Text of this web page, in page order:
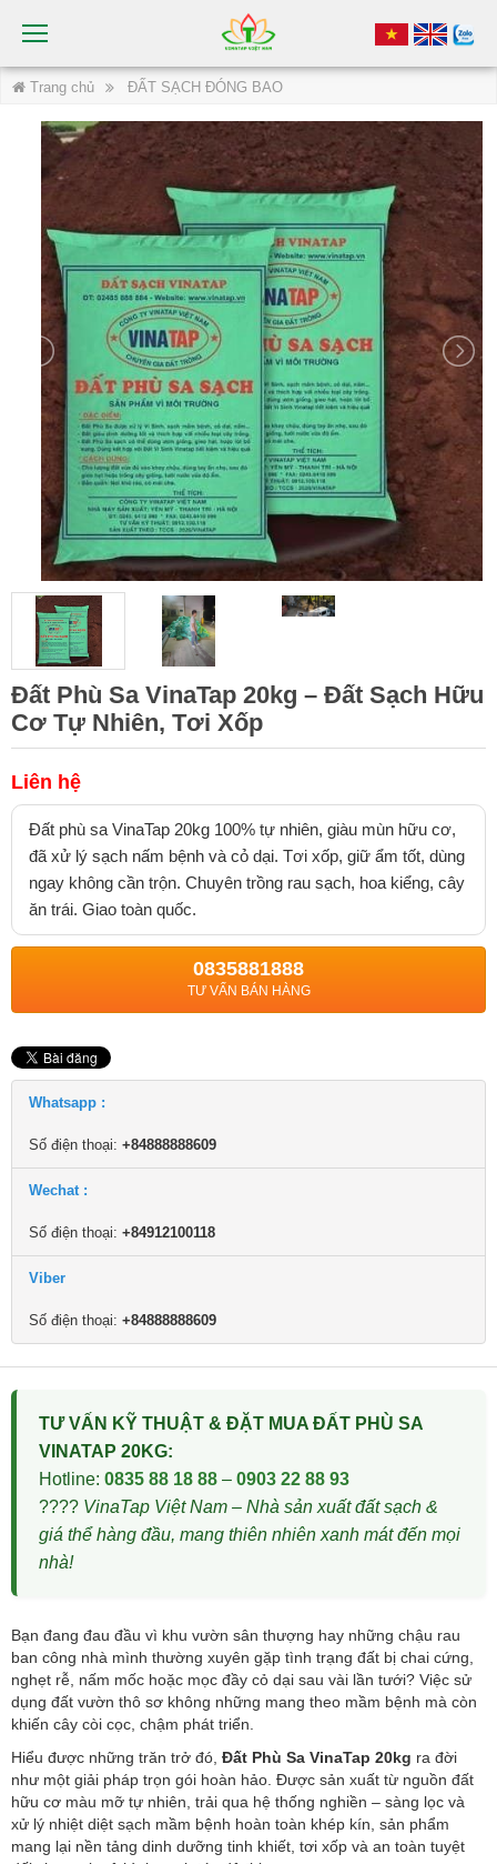
Trang chủ ĐẤT SẠCH ĐÓNG BAO
Đất Phù Sa VinaTap 20kg – Đất Sạch Hữu
Cơ Tự Nhiên, Tơi Xốp
Liên hệ
Đất phù sa VinaTap 20kg 100% tự nhiên, giàu mùn hữu cơ,
đã xử lý sạch nấm bệnh và cỏ dại. Tơi xốp, giữ ẩm tốt, dùng
ngay không cần trộn. Chuyên trồng rau sạch, hoa kiểng, cây
ăn trái. Giao toàn quốc.
0835881888
TƯ VẤN BÁN HÀNG
Whatsapp :
Số điện thoại: +84888888609
Wechat :
Số điện thoại: +84912100118
Viber
Số điện thoại: +84888888609
TƯ VẤN KỸ THUẬT & ĐẶT MUA ĐẤT PHÙ SA
VINATAP 20KG:
Hotline: 0835 88 18 88 – 0903 22 88 93
???? VinaTap Việt Nam – Nhà sản xuất đất sạch &
giá thể hàng đầu, mang thiên nhiên xanh mát đến mọi
nhà!
Bạn đang đau đầu vì khu vườn sân thượng hay những chậu rau
ban công nhà mình thường xuyên gặp tình trạng đất bị chai cứng,
nghẹt rễ, nấm mốc hoặc mọc đầy cỏ dại sau vài lần tưới? Việc sử
dụng đất vườn thô sơ không những mang theo mầm bệnh mà còn
khiến cây còi cọc, chậm phát triển.
Hiểu được những trăn trở đó, Đất Phù Sa VinaTap 20kg ra đời
như một giải pháp trọn gói hoàn hảo. Được sản xuất từ nguồn đất
hữu cơ màu mỡ tự nhiên, trải qua hệ thống nghiền – sàng lọc và
xử lý nhiệt diệt sạch mầm bệnh hoàn toàn khép kín, sản phẩm
mang lại nền tảng dinh dưỡng tinh khiết, tơi xốp và an toàn tuyệt